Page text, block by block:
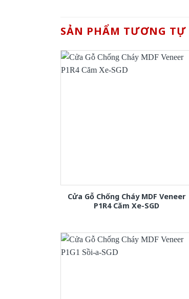
SẢN PHẨM TƯƠNG TỰ
Cửa Gỗ Chống Cháy MDF Veneer
P1R4 Căm Xe-SGD